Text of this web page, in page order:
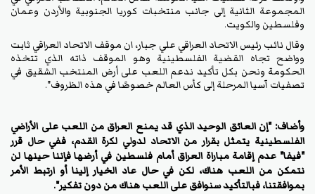
المجموعة الثانية إلى جانب منتخبات كوريا الجنوبية والأردن وعمان
وفلسطين والكويت.
وقال نائب رئيس الاتحاد العراقي علي جبار، ان موقف الاتحاد العراقي ثابت
وواضح تجاه القضية الفلسطينية وهو الموقف ذاته الذي تتخذه
الحكومة ونحن بكل تأكيد ندعم اللعب على أرض المنتخب الشقيق في
تصفيات آسيا المرحلة إلى كأس العالم خصوصًا في هذه الظروف".
وأضاف: "إن العائق الوحيد الذي قد يمنع العراق من اللعب على الأراضي
الفلسطينية يتمثل بقرار من الاتحاد لدولي لكرة القدم، ففي حال قرر
"فيفا" عدم إقامة مباراة العراق أمام فلسطين في أرضها فإننا حينها لن
نتمكن من اللعب هناك، لكن في حال عاد الخيار إلينا أو ارتبط الأمر
بموافقتنا، فبالتأكيد سنوافق على اللعب هناك من دون تفكير".